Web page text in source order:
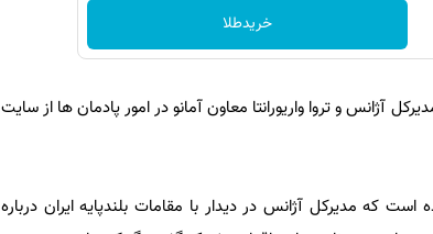
خریدطلا
آژانس و تروا واریورانتا معاون آمانو در امور پادمان ها از سایت
که مدیرکل آژانس در دیدار با مقامات بلندپایه ایران درباره